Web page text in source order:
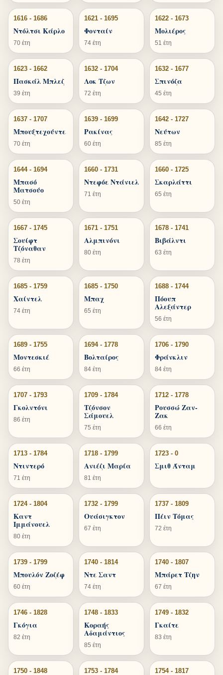
1616 - 1686
Ντόλτσι Κάρλο
70 έτη
1621 - 1695
Φονταίν
74 έτη
1622 - 1673
Μολιέρος
51 έτη
1623 - 1662
Πασκάλ Μπλεζ
39 έτη
1632 - 1704
Λοκ Τζων
72 έτη
1632 - 1677
Σπινόζα
45 έτη
1637 - 1707
Μπουξτεχούντε
70 έτη
1639 - 1699
Ρακίνας
60 έτη
1642 - 1727
Νεύτων
85 έτη
1644 - 1694
Μπασό
Ματσούο
50 έτη
1660 - 1731
Ντεφόε Ντάνιελ
71 έτη
1660 - 1725
Σκαρλάττι
65 έτη
1667 - 1745
Σουίφτ
Τζόναθαν
78 έτη
1671 - 1751
Αλμπινόνι
80 έτη
1678 - 1741
Βιβάλντι
63 έτη
1685 - 1759
Χαίντελ
74 έτη
1685 - 1750
Μπαχ
65 έτη
1688 - 1744
Πόουπ
Αλεξάντερ
56 έτη
1689 - 1755
Μοντεσκιέ
66 έτη
1694 - 1778
Βολταίρος
84 έτη
1706 - 1790
Φράνκλιν
84 έτη
1707 - 1793
Γκολντόνι
86 έτη
1709 - 1784
Τζόνσον
Σάμουελ
75 έτη
1712 - 1778
Ρουσσώ Ζαν-
Ζακ
66 έτη
1713 - 1784
Ντιντερό
71 έτη
1718 - 1799
Ανιέζι Μαρία
81 έτη
1723 - 0
Σμιθ Άνταμ
1724 - 1804
Καντ
Ιμμάνουελ
80 έτη
1732 - 1799
Ουάσιγκτον
67 έτη
1737 - 1809
Πέιν Τόμας
72 έτη
1739 - 1799
Μπουλόν Ζοζέφ
60 έτη
1740 - 1814
Ντε Σαντ
74 έτη
1740 - 1807
Μπάρετ Τζην
67 έτη
1746 - 1828
Γκόγια
82 έτη
1748 - 1833
Κοραής
Αδαμάντιος
85 έτη
1749 - 1832
Γκαίτε
83 έτη
1750 - 1848 1753 - 1784 1754 - 1817